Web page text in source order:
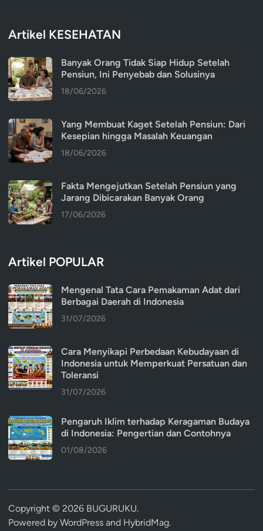
Artikel KESEHATAN
Banyak Orang Tidak Siap Hidup Setelah
Pensiun, Ini Penyebab dan Solusinya
18/06/2026
Yang Membuat Kaget Setelah Pensiun: Dari
Kesepian hingga Masalah Keuangan
18/06/2026
Fakta Mengejutkan Setelah Pensiun yang
Jarang Dibicarakan Banyak Orang
17/06/2026
Artikel POPULAR
Mengenal Tata Cara Pemakaman Adat dari
Berbagai Daerah di Indonesia
31/07/2026
Cara Menyikapi Perbedaan Kebudayaan di
Indonesia untuk Memperkuat Persatuan dan
Toleransi
31/07/2026
Pengaruh Iklim terhadap Keragaman Budaya
di Indonesia: Pengertian dan Contohnya
01/08/2026
Copyright © 2026 BUGURUKU.
Powered by WordPress and HybridMag.